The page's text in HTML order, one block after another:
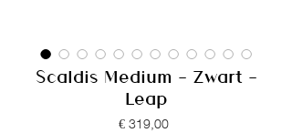
Scaldis Medium - Zwart -
Leap
€ 319,00Prijs